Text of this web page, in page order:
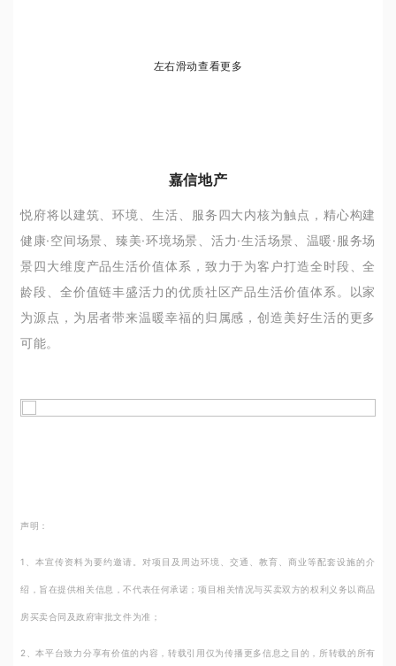
左右滑动查看更多
嘉信地产
悦府将以建筑、环境、生活、服务四大内核为触点，精心构建
健康·空间场景、臻美·环境场景、活力·生活场景、温暖·服务场
景四大维度产品生活价值体系，致力于为客户打造全时段、全
龄段、全价值链丰盛活力的优质社区产品生活价值体系。以家
为源点，为居者带来温暖幸福的归属感，创造美好生活的更多
可能。
声明：
1、本宣传资料为要约邀请。对项目及周边环境、交通、教育、商业等配套设施的介
绍，旨在提供相关信息，不代表任何承诺；项目相关情况与买卖双方的权利义务以商品
房买卖合同及政府审批文件为准；
2、本平台致力分享有价值的内容，转载引用仅为传播更多信息之目的，所转载的所有